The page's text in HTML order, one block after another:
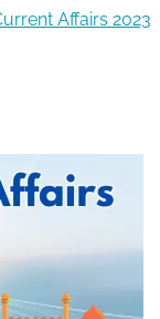
Affairs 2023